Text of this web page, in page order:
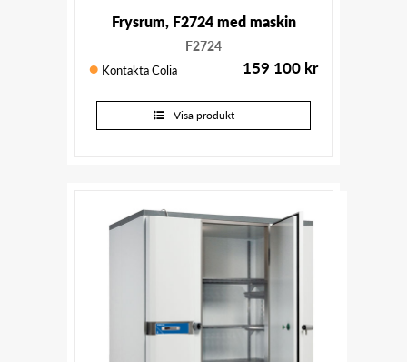
Frysrum, F2724 med maskin
F2724
Kontakta Colia 159 100 kr
Visa produkt